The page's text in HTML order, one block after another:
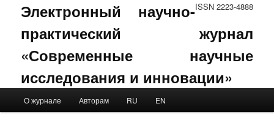
ISSN 2223-4888
Электронный научно-
практический журнал
«Современные научные
исследования и инновации»
Skip to primary content
Skip to secondary content
О журнале Авторам RU EN